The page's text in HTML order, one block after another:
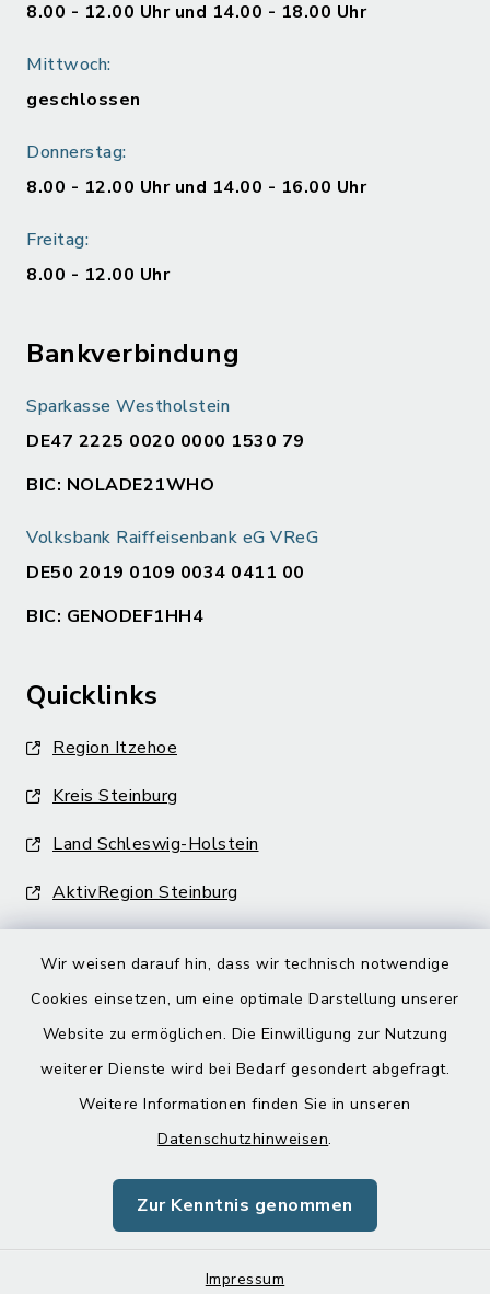
Wir weisen darauf hin, dass wir technisch notwendige
Cookies einsetzen, um eine optimale Darstellung unserer
Website zu ermöglichen. Die Einwilligung zur Nutzung
weiterer Dienste wird bei Bedarf gesondert abgefragt.
Weitere Informationen finden Sie in unseren
Datenschutzhinweisen.
Zur Kenntnis genommen
Impressum
8.00 - 12.00 Uhr und 14.00 - 18.00 Uhr
Mittwoch:
geschlossen
Donnerstag:
8.00 - 12.00 Uhr und 14.00 - 16.00 Uhr
Freitag:
8.00 - 12.00 Uhr
Bankverbindung
Sparkasse Westholstein
DE47 2225 0020 0000 1530 79
BIC: NOLADE21WHO
Volksbank Raiffeisenbank eG VReG
DE50 2019 0109 0034 0411 00
BIC: GENODEF1HH4
Quicklinks
Region Itzehoe
Kreis Steinburg
Land Schleswig-Holstein
AktivRegion Steinburg
Barrierefreiheit
Impressum
Sitemap